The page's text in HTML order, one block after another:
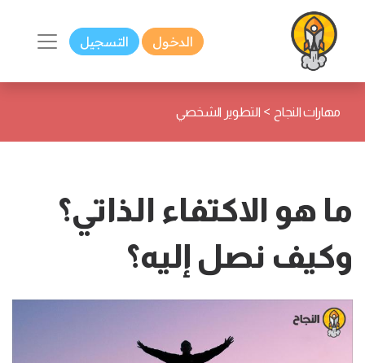
الدخول التسجيل
مهارات النجاح > التطوير الشخصي
ما هو الاكتفاء الذاتي؟
وكيف نصل إليه؟